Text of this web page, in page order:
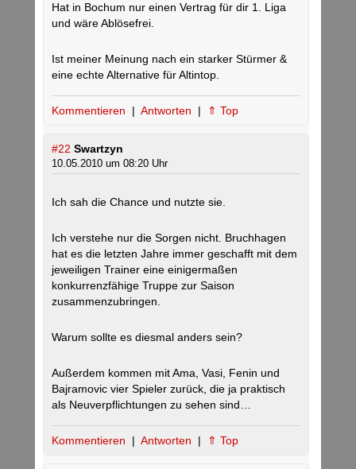
Hat in Bochum nur einen Vertrag für dir 1. Liga
und wäre Ablösefrei.
Ist meiner Meinung nach ein starker Stürmer &
eine echte Alternative für Altintop.
Kommentieren | Antworten | ⇑ Top
#22 Swartzyn
10.05.2010 um 08:20 Uhr
Ich sah die Chance und nutzte sie.
Ich verstehe nur die Sorgen nicht. Bruchhagen
hat es die letzten Jahre immer geschafft mit dem
jeweiligen Trainer eine einigermaßen
konkurrenzfähige Truppe zur Saison
zusammenzubringen.
Warum sollte es diesmal anders sein?
Außerdem kommen mit Ama, Vasi, Fenin und
Bajramovic vier Spieler zurück, die ja praktisch
als Neuverpflichtungen zu sehen sind…
Kommentieren | Antworten | ⇑ Top